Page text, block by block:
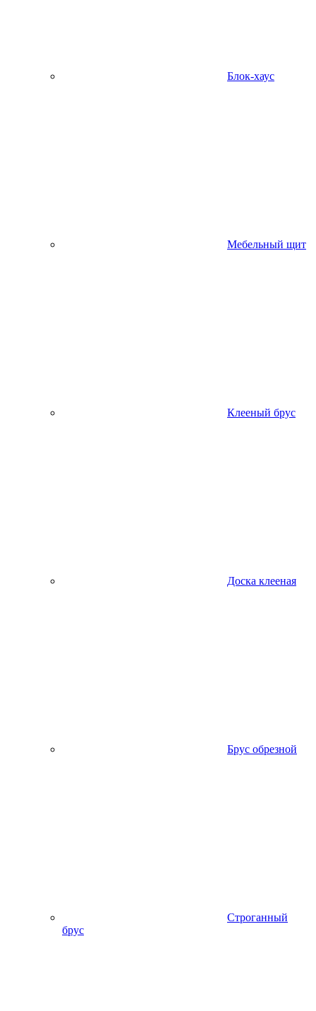
Блок-хаус
Мебельный щит
Клееный брус
Доска клееная
Брус обрезной
Строганный
брус